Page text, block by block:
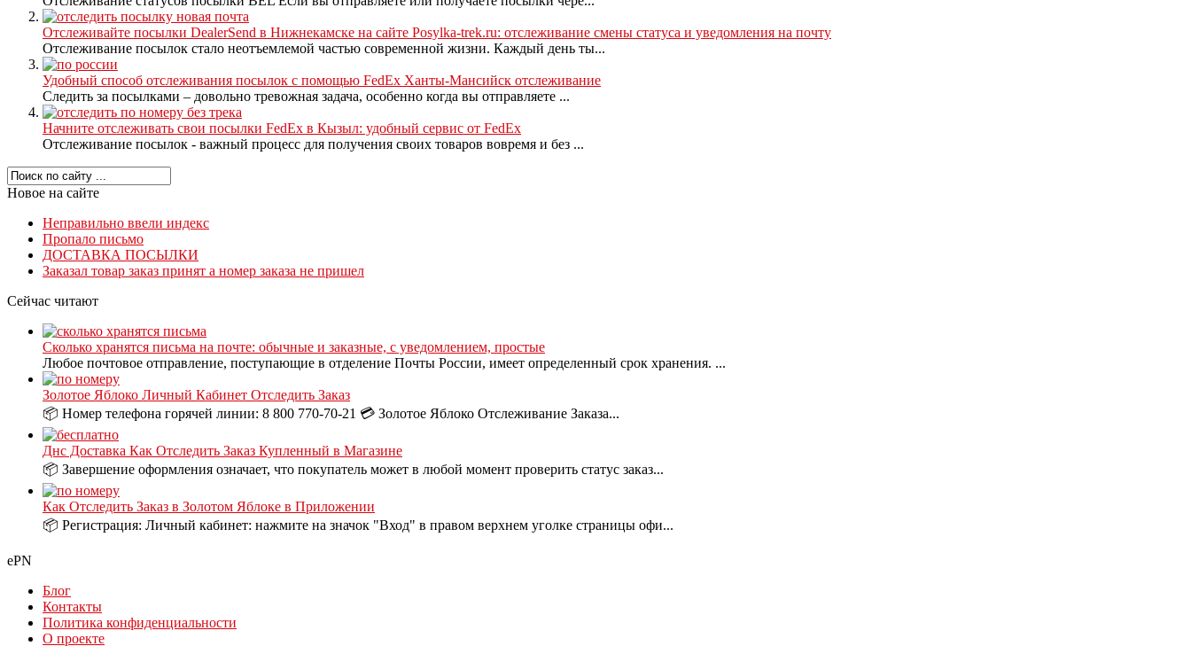
Отслеживайте посылки DealerSend в Нижнекамске на сайте Posylka-trek.ru: отслеживание смены статуса и уведомления на почту
Отслеживание посылок стало неотъемлемой частью современной жизни. Каждый день ты...
Удобный способ отслеживания посылок с помощью FedEx Ханты-Мансийск отслеживание
Следить за посылками – довольно тревожная задача, особенно когда вы отправляете ...
Начните отслеживать свои посылки FedEx в Кызыл: удобный сервис от FedEx
Отслеживание посылок - важный процесс для получения своих товаров вовремя и без ...
Новое на сайте
Неправильно ввели индекс
Пропало письмо
ДОСТАВКА ПОСЫЛКИ
Заказал товар заказ принят а номер заказа не пришел
Сейчас читают
Сколько хранятся письма на почте: обычные и заказные, с уведомлением, простые
Любое почтовое отправление, поступающие в отделение Почты России, имеет определенный срок хранения. ...
Золотое Яблоко Личный Кабинет Отследить Заказ
📦 Номер телефона горячей линии: 8 800 770-70-21 💳 Золотое Яблоко Отслеживание Заказа...
Днс Доставка Как Отследить Заказ Купленный в Магазине
📦 Завершение оформления означает, что покупатель может в любой момент проверить статус заказ...
Как Отследить Заказ в Золотом Яблоке в Приложении
📦 Регистрация: Личный кабинет: нажмите на значок "Вход" в правом верхнем уголке страницы офи...
ePN
Блог
Контакты
Политика конфиденциальности
О проекте